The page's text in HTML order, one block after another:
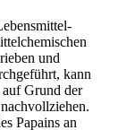
und
kann
Grund der
Papains an